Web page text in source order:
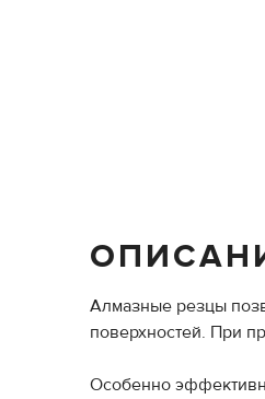
Алмазные резцы
поверхностей. При
Особенно